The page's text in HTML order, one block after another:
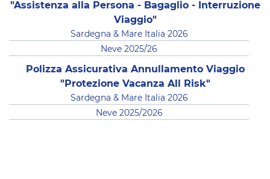
"Assistenza alla Persona - Bagaglio - Interruzione
Viaggio"
Sardegna & Mare Italia 2026
Neve 2025/26
Polizza Assicurativa Annullamento Viaggio
"Protezione Vacanza All Risk"
Sardegna & Mare Italia 2026
Neve 2025/2026